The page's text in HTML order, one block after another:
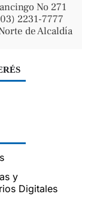
No 271
2231-7777
de Alcaldía
y
Digitales